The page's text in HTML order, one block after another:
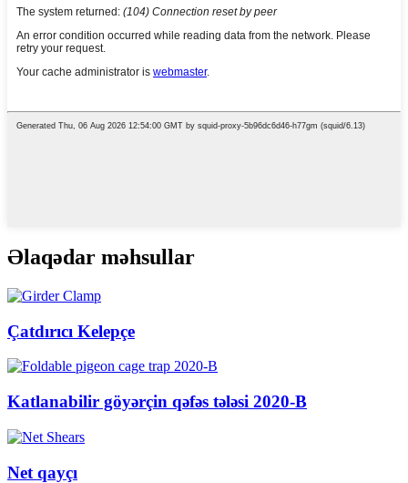
Əlaqədar məhsullar
Çatdırıcı Kelepçe
Katlanabilir göyərçin qəfəs tələsi 2020-B
Net qayçı